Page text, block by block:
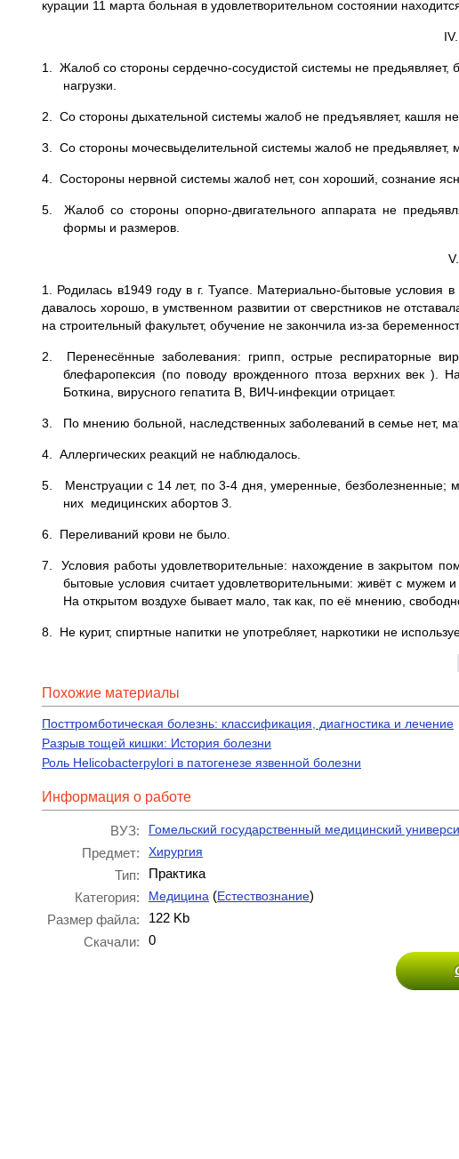
курации 11 марта больная в удовлетворительном состоянии
1. Жалоб со стороны сердечно-сосудистой системы не предьявляет,
нагрузки.
2. Со стороны дыхательной системы жалоб не предъявляет, кашля
3. Со стороны мочесвыделительной системы жалоб не предьявляет,
4. Состороны нервной системы жалоб нет, сон хороший, сознание
5. Жалоб со стороны опорно-двигательного аппарата не
формы и размеров.
1. Родилась в1949 году в г. Туапсе. Материально-бытовые
давалось хорошо, в умственном развитии от сверстников не
на строительный факультет, обучение не закончила из-за
2. Перенесённые заболевания: грипп, острые респираторные
блефаропексия (по поводу врожденного птоза верхних век ).
Боткина, вирусного гепатита В, ВИЧ-инфекции отрицает.
3. По мнению больной, наследственных заболеваний в семье нет,
4. Аллергических реакций не наблюдалось.
5. Менструации с 14 лет, по 3-4 дня, умеренные, безболезненные;
них медицинских абортов 3.
6. Переливаний крови не было.
7. Условия работы удовлетво­рительные: нахождение в закрытом
бытовые условия считает удовлетво­рительными: живёт с мужем
На открытом воздухе бывает мало, так как, по её мнению,
8. Не курит, спиртные напитки не употребляет, наркотики не
Похожие материалы
Посттромботическая болезнь: классификация, диагностика и лечение
Разрыв тощей кишки: История болезни
Роль Helicobacterpylori в патогенезе язвенной болезни
Информация о работе
ВУЗ: Гомельский государственный медицинский
Предмет: Хирургия
Тип:
Практика
Категория:
Медицина (Естествознание)
Размер файла:
122 Kb
Скачали:
0